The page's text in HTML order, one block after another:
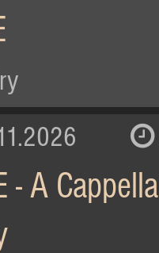
- A Cappella